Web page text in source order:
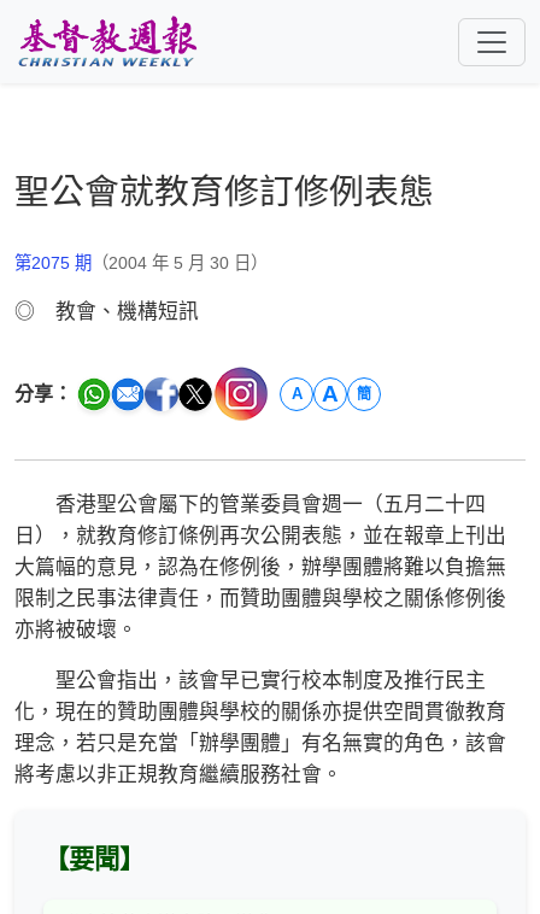
聖公會就教育修訂修例表態
第2075 期 （2004 年 5 月 30 日）
◎ 教會、機構短訊
分享： A A 簡
香港聖公會屬下的管業委員會週一（五月二十四
日），就教育修訂條例再次公開表態，並在報章上刊出
大篇幅的意見，認為在修例後，辦學團體將難以負擔無
限制之民事法律責任，而贊助團體與學校之關係修例後
亦將被破壞。
聖公會指出，該會早已實行校本制度及推行民主
化，現在的贊助團體與學校的關係亦提供空間貫徹教育
理念，若只是充當「辦學團體」有名無實的角色，該會
將考慮以非正規教育繼續服務社會。
【要聞】